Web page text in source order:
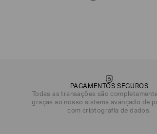
PAGAMENTOS SEGUROS
Todas as transações são
graças ao nosso sistema avançado de
com criptografia de dados.